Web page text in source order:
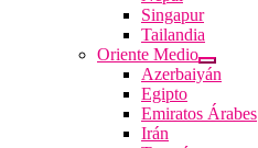
Singapur
Tailandia
Oriente Medio
Azerbaiyán
Egipto
Emiratos Árabes
Irán